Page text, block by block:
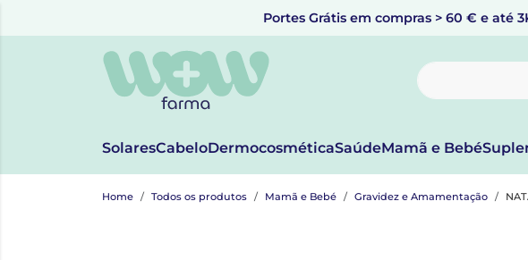
Portes Grátis em compras > 60 € e até
SolaresCabeloDermocosméticaSaúdeMamã e Bebé
Home Todos os produtos Mamã e Bebé Gravidez e Amamentação